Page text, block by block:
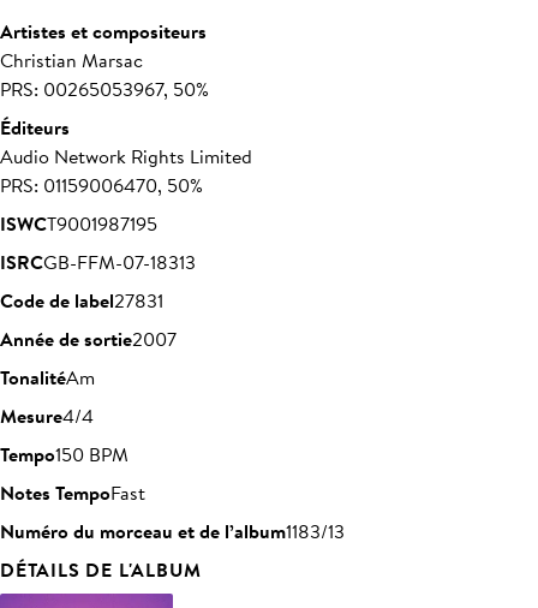
Artistes et compositeurs
Christian Marsac
PRS: 00265053967, 50%
Éditeurs
Audio Network Rights Limited
PRS: 01159006470, 50%
ISWCT9001987195
ISRCGB-FFM-07-18313
Code de label27831
Année de sortie2007
TonalitéAm
Mesure4/4
Tempo150 BPM
Notes TempoFast
Numéro du morceau et de l’album1183/13
DÉTAILS DE L'ALBUM